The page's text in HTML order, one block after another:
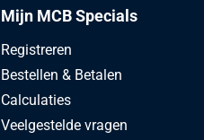
Mijn MCB Specials
Registreren
Bestellen & Betalen
Calculaties
Veelgestelde vragen